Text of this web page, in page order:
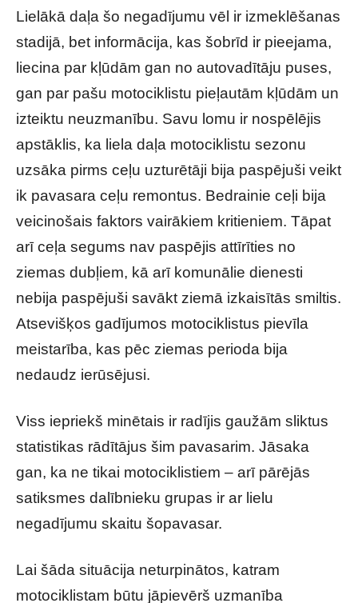
Lielākā daļa šo negadījumu vēl ir izmeklēšanas
stadijā, bet informācija, kas šobrīd ir pieejama,
liecina par kļūdām gan no autovadītāju puses,
gan par pašu motociklistu pieļautām kļūdām un
izteiktu neuzmanību. Savu lomu ir nospēlējis
apstāklis, ka liela daļa motociklistu sezonu
uzsāka pirms ceļu uzturētāji bija paspējuši veikt
ik pavasara ceļu remontus. Bedrainie ceļi bija
veicinošais faktors vairākiem kritieniem. Tāpat
arī ceļa segums nav paspējis attīrīties no
ziemas dubļiem, kā arī komunālie dienesti
nebija paspējuši savākt ziemā izkaisītās smiltis.
Atsevišķos gadījumos motociklistus pievīla
meistarība, kas pēc ziemas perioda bija
nedaudz ierūsējusi.
Viss iepriekš minētais ir radījis gaužām sliktus
statistikas rādītājus šim pavasarim. Jāsaka
gan, ka ne tikai motociklistiem – arī pārējās
satiksmes dalībnieku grupas ir ar lielu
negadījumu skaitu šopavasar.
Lai šāda situācija neturpinātos, katram
motociklistam būtu jāpievērš uzmanība